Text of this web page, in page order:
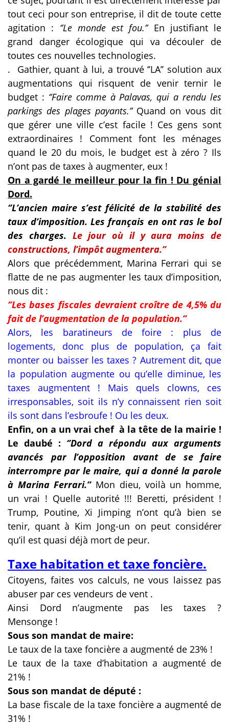
tout ceci pour son entreprise, il dit de toute cette
agitation : ‘’Le monde est fou.’’ En justifiant le
grand danger écologique qui va découler de
toutes ces nouvelles technologies.
. Gathier, quant à lui, a trouvé ‘’LA’’ solution aux
augmentations qui risquent de venir ternir le
budget : ‘’Faire comme à Palavas, qui a rendu les
parkings des plages payants.’’Quand on vous dit
que gérer une ville c’est facile ! Ces gens sont
extraordinaires ! Comment font les ménages
quand le 20 du mois, le budget est à zéro ? Ils
n’ont pas de taxes à augmenter, eux !
On a gardé le meilleur pour la fin ! Du génial
Dord.
‘’L’ancien maire s’est félicité de la stabilité des
taux d’imposition. Les français en ont ras le bol
des charges. Le jour où il y aura moins de
constructions, l’impôt augmentera.’’
Alors que précédemment, Marina Ferrari qui se
flatte de ne pas augmenter les taux d’imposition,
nous dit :
‘’Les bases fiscales devraient croître de 4,5% du
fait de l’augmentation de la population.’’
Alors, les baratineurs de foire : plus de
logements, donc plus de population, ça fait
monter ou baisser les taxes ? Autrement dit, que
la population augmente ou qu’elle diminue, les
taxes augmentent ! Mais quels clowns, ces
irresponsables, soit ils n’y connaissent rien soit
ils sont dans l’esbroufe ! Ou les deux.
Enfin, on a un vrai chef à la tête de la mairie !
Le daubé : ‘’Dord a répondu aux arguments
avancés par l’opposition avant de se faire
interrompre par le maire, qui a donné la parole
à Marina Ferrari.’’ Mon dieu, voilà un homme,
un vrai ! Quelle autorité !!! Beretti, président !
Trump, Poutine, Xi Jimping n’ont qu’à bien se
tenir, quant à Kim Jong-un on peut considérer
qu’il est quasi déjà mort de peur.
Taxe habitation et taxe foncière.
Citoyens, faites vos calculs, ne vous laissez pas
abuser par ces vendeurs de vent .
Ainsi Dord n’augmente pas les taxes ?
Mensonge !
Sous son mandat de maire:
Le taux de la taxe foncière a augmenté de 23% !
Le taux de la taxe d’habitation a augmenté de
21% !
Sous son mandat de député :
La base fiscale de la taxe foncière a augmenté de
31% !